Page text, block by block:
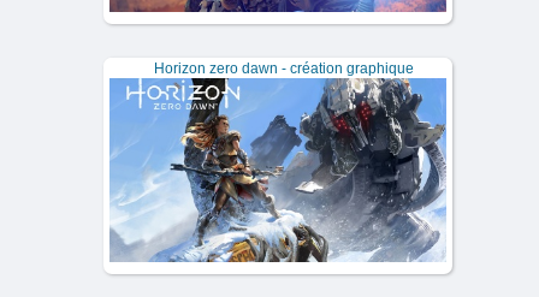
Horizon zero dawn - création graphique